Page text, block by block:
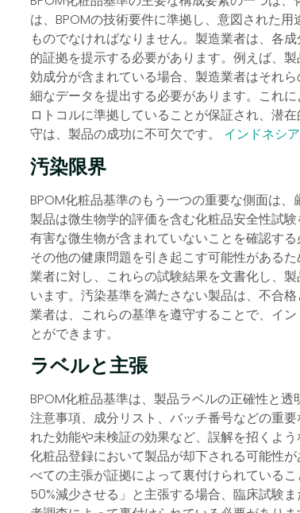
は、BPOMの技術要件に準拠し、意図された
ものでなければなりません。製造業者は、各
的証拠を提示する必要があります。例えば、
効成分が含まれている場合、製造業者はそれ
細なデータを提出する必要があります。これ
ロトコルに準拠していることが保証され、潜
守は、製品の成功に不可欠です。 インドネシ
汚染限界
BPOM化粧品基準のもう一つの重要な側面は、
製品は微生物学的評価を含む化粧品安全性試
有害な微生物が含まれていないことを確認す
その他の健康問題を引き起こす可能性がある
業者に対し、これらの試験結果を文書化し、
います。汚染基準を満たさない製品は、不合
業者は、これらの基準を遵守することで、イ
とができます。
ラベルと主張
BPOM化粧品基準は、製品ラベルの正確性と
注意事項、成分リスト、バッチ番号などの重
れた効能や未検証の効果など、誤解を招くよ
化粧品登録において製品が却下される可能性
べての主張が証拠によって裏付けられている
50%減少させる」と主張する場合、臨床試験